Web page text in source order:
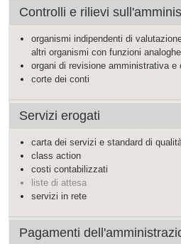
Controlli e rilievi
organismi indipendenti di
altri organismi con funzioni analoghe
organi di revisione amministrativa e
corte dei conti
Servizi erogati
carta dei servizi e standard di
class action
costi contabilizzati
liste di attesa
servizi in rete
Pagamenti